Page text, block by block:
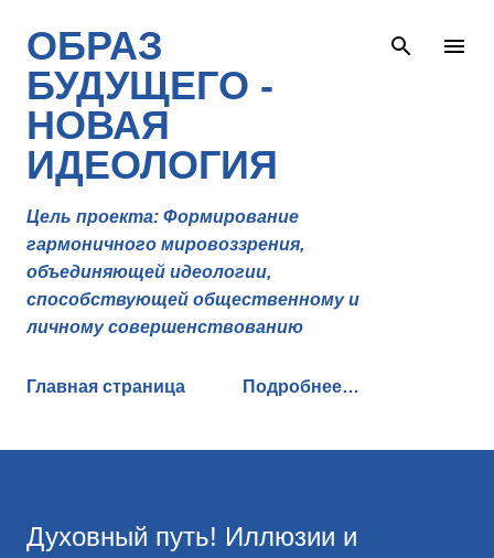
ОБРАЗ
БУДУЩЕГО -
НОВАЯ
ИДЕОЛОГИЯ
Цель проекта: Формирование
гармоничного мировоззрения,
объединяющей идеологии,
способствующей общественному и
личному совершенствованию
Главная страница Подробнее…
Духовный путь! Иллюзии и